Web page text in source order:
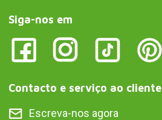
Siga-nos em
Contacto e serviço ao cliente
Escreva-nos agora